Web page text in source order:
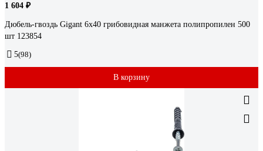
1 604 ₽
Дюбель-гвоздь Gigant 6x40 грибовидная манжета полипропилен 500
шт 123854
5(98)
В корзину